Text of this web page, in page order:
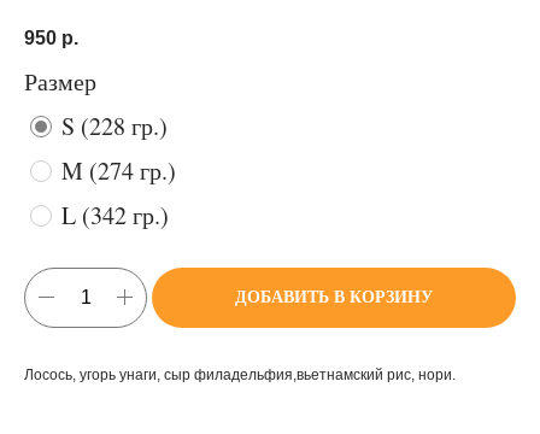
950 р.
Размер
S (228 гр.)
M (274 гр.)
L (342 гр.)
ДОБАВИТЬ В КОРЗИНУ
Лосось, угорь унаги, сыр филадельфия,вьетнамский рис, нори.